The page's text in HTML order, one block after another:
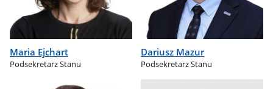
Maria Ejchart
Podsekretarz Stanu
Dariusz Mazur
Podsekretarz Stanu